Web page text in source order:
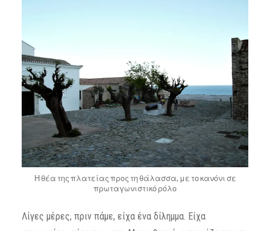
Η θέα της πλατείας προς τη θάλασσα, με το κανόνι σε
πρωταγωνιστικό ρόλο
Λίγες μέρες, πριν πάμε, είχα ένα δίλημμα. Είχα